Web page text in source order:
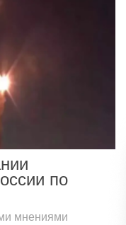
по
мнениями